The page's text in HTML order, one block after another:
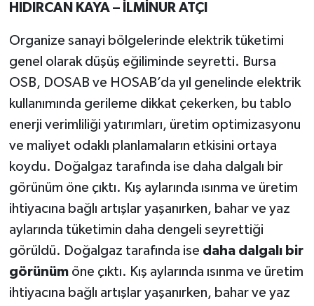
HIDIRCAN KAYA – İLMİNUR ATÇI
Organize sanayi bölgelerinde elektrik tüketimi
genel olarak düşüş eğiliminde seyretti. Bursa
OSB, DOSAB ve HOSAB’da yıl genelinde elektrik
kullanımında gerileme dikkat çekerken, bu tablo
enerji verimliliği yatırımları, üretim optimizasyonu
ve maliyet odaklı planlamaların etkisini ortaya
koydu. Doğalgaz tarafında ise daha dalgalı bir
görünüm öne çıktı. Kış aylarında ısınma ve üretim
ihtiyacına bağlı artışlar yaşanırken, bahar ve yaz
aylarında tüketimin daha dengeli seyrettiği
görüldü. Doğalgaz tarafında ise daha dalgalı bir
görünümöne çıktı. Kış aylarında ısınma ve üretim
ihtiyacına bağlı artışlar yaşanırken, bahar ve yaz